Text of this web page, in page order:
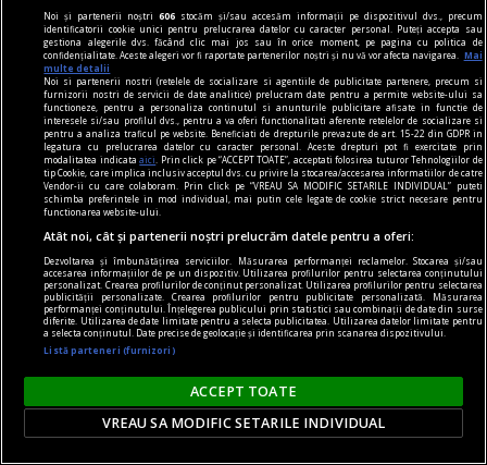
în oraș
Lansare de carte și sesiune de autografe – Dan
Perșa, Icar 89
Vă invităm joi, 15 februarie, de la ora 18, la
Librăria Humanitas de la Cişmigiu (bd. Regina
Elisabeta nr. 38), la o întâlnire cu Dan Perșa,
autorul romanului Icar 89, publicat în colecția de
literatură contemporană a Editurii Humanitas.
Noi și partenerii noștri606 stocăm și/sau accesăm informații pe dispozitivul dvs., precum
identificatorii cookie unici pentru prelucrarea datelor cu caracter personal. Puteți accepta sau
gestiona alegerile dvs. făcând clic mai jos sau în orice moment, pe pagina cu politica de
confidențialitate. Aceste alegeri vor fi raportate partenerilor noștri și nu vă vor afecta navigarea.
Mai
multe detalii
Noi si partenerii nostri (retelele de socializare si agentiile de publicitate partenere, precum si
furnizorii nostri de servicii de date analitice) prelucram date pentru a permite website-ului sa
functioneze, pentru a personaliza continutul si anunturile publicitare afisate in functie de
interesele si/sau profilul dvs., pentru a va oferi functionalitati aferente retelelor de socializare si
pentru a analiza traficul pe website. Beneficiati de drepturile prevazute de art. 15-22 din GDPR in
legatura cu prelucrarea datelor cu caracter personal. Aceste drepturi pot fi exercitate prin
modalitatea indicataaici
. Prin click pe “ACCEPT TOATE”, acceptati folosirea tuturor Tehnologiilor de
tip Cookie, care implica inclusiv acceptul dvs. cu privire la stocarea/accesarea informatiilor de catre
Vendor-ii cu care colaboram. Prin click pe “VREAU SA MODIFIC SETARILE INDIVIDUAL” puteti
schimba preferintele in mod individual, mai putin cele legate de cookie strict necesare pentru
functionarea website-ului.
Atât noi, cât și partenerii noștri prelucrăm datele pentru a oferi:
Dezvoltarea și îmbunătățirea serviciilor. Măsurarea performanței reclamelor. Stocarea și/sau
accesarea informațiilor de pe un dispozitiv. Utilizarea profilurilor pentru selectarea conținutului
personalizat. Crearea profilurilor de conținut personalizat. Utilizarea profilurilor pentru selectarea
publicității personalizate. Crearea profilurilor pentru publicitate personalizată. Măsurarea
performanței conținutului. Înțelegerea publicului prin statistici sau combinații de date din surse
diferite. Utilizarea de date limitate pentru a selecta publicitatea. Utilizarea datelor limitate pentru
a selecta conținutul. Date precise de geolocație și identificarea prin scanarea dispozitivului.
Listă parteneri (furnizori)
ACCEPT TOATE
VREAU SA MODIFIC SETARILE INDIVIDUAL